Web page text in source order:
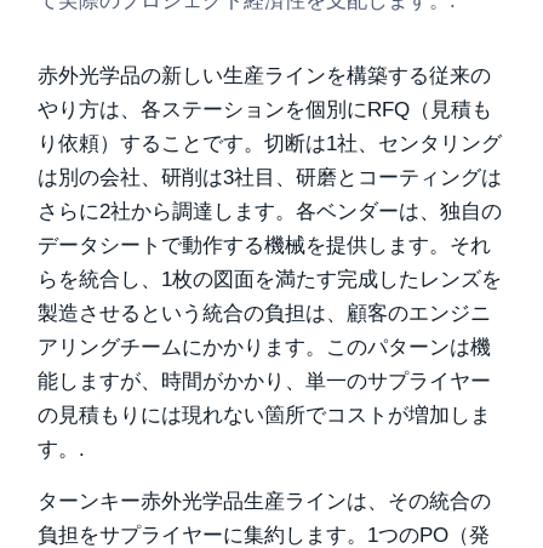
赤外光学品の新しい生産ラインを構築する従来の
やり方は、各ステーションを個別にRFQ（見積も
り依頼）することです。切断は1社、センタリング
は別の会社、研削は3社目、研磨とコーティングは
さらに2社から調達します。各ベンダーは、独自の
データシートで動作する機械を提供します。それ
らを統合し、1枚の図面を満たす完成したレンズを
製造させるという統合の負担は、顧客のエンジニ
アリングチームにかかります。このパターンは機
能しますが、時間がかかり、単一のサプライヤー
の見積もりには現れない箇所でコストが増加しま
す。.
ターンキー赤外光学品生産ラインは、その統合の
負担をサプライヤーに集約します。1つのPO（発